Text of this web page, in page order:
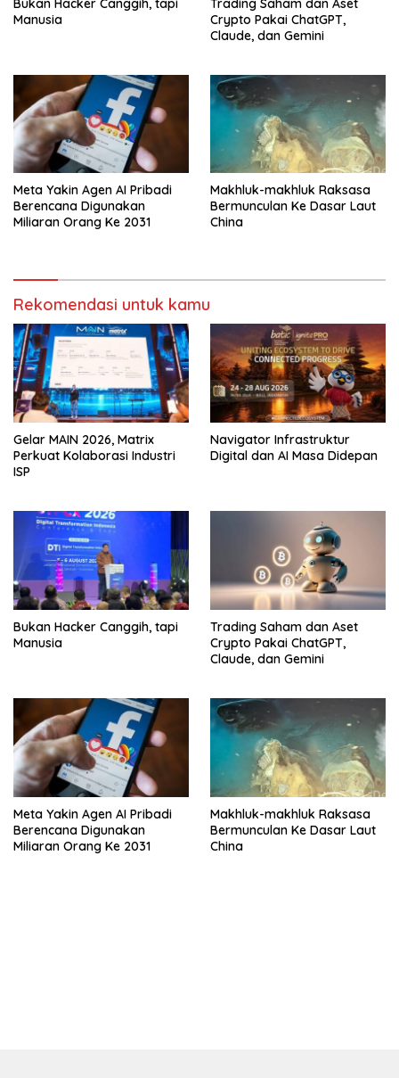
Bukan Hacker Canggih, tapi
Manusia
Trading Saham dan Aset
Crypto Pakai ChatGPT,
Claude, dan Gemini
Meta Yakin Agen AI Pribadi
Berencana Digunakan
Miliaran Orang Ke 2031
Makhluk-makhluk Raksasa
Bermunculan Ke Dasar Laut
China
Rekomendasi untuk kamu
Gelar MAIN 2026, Matrix
Perkuat Kolaborasi Industri
ISP
Navigator Infrastruktur
Digital dan AI Masa Didepan
Bukan Hacker Canggih, tapi
Manusia
Trading Saham dan Aset
Crypto Pakai ChatGPT,
Claude, dan Gemini
Meta Yakin Agen AI Pribadi
Berencana Digunakan
Miliaran Orang Ke 2031
Makhluk-makhluk Raksasa
Bermunculan Ke Dasar Laut
China